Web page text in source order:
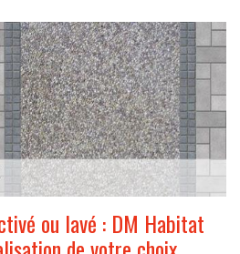
ou lavé : DM Habitat